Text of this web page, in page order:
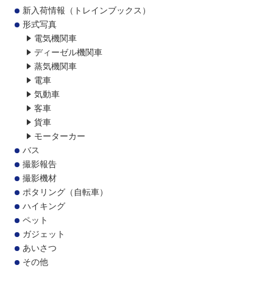
新入荷情報（トレインブックス）
形式写真
電気機関車
ディーゼル機関車
蒸気機関車
電車
気動車
客車
貨車
モーターカー
バス
撮影報告
撮影機材
ポタリング（自転車）
ハイキング
ペット
ガジェット
あいさつ
その他